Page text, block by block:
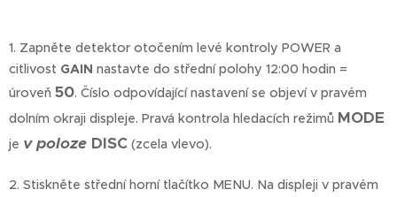
1. Zapněte detektor otočením levé kontroly POWER a
citlivost GAIN nastavte do střední polohy 12:00 hodin =
úroveň 50. Číslo odpovídající nastavení se objeví v pravém
dolním okraji displeje. Pravá kontrola hledacích režimů MODE
je v poloze DISC (zcela vlevo).
2. Stiskněte střední horní tlačítko MENU. Na displeji v pravém